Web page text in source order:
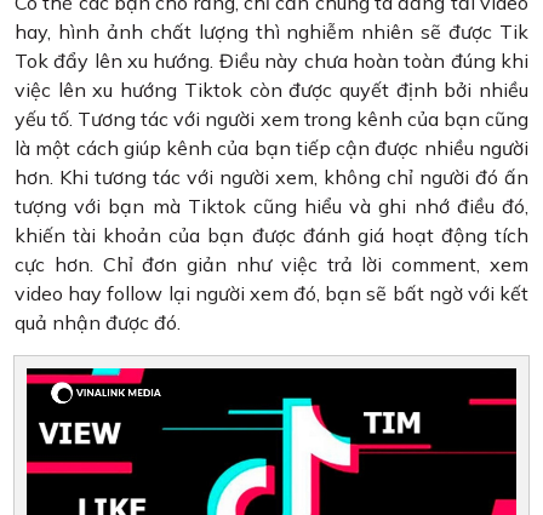
hay, hình ảnh chất lượng thì nghiễm nhiên sẽ được Tik
Tok đẩy lên xu hướng. Điều này chưa hoàn toàn đúng khi
việc lên xu hướng Tiktok còn được quyết định bởi nhiều
yếu tố. Tương tác với người xem trong kênh của bạn cũng
là một cách giúp kênh của bạn tiếp cận được nhiều người
hơn. Khi tương tác với người xem, không chỉ người đó ấn
tượng với bạn mà Tiktok cũng hiểu và ghi nhớ điều đó,
khiến tài khoản của bạn được đánh giá hoạt động tích
cực hơn. Chỉ đơn giản như việc trả lời comment, xem
video hay follow lại người xem đó, bạn sẽ bất ngờ với kết
quả nhận được đó.